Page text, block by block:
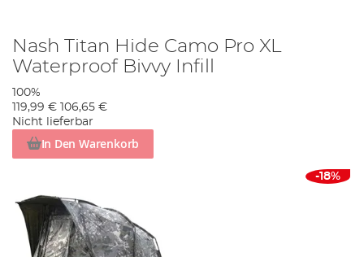
Nash Titan Hide Camo Pro XL
Waterproof Bivvy Infill
100%
119,99 € 106,65 €
Nicht lieferbar
In Den Warenkorb
-18%